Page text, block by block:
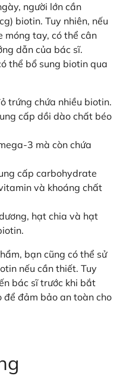
người lớn cần
biotin. Tuy nhiên, nếu
móng tay, có thể cân
dẫn của bác sĩ.
thể bổ sung biotin qua
trứng chứa nhiều biotin.
cấp dồi dào chất béo
3 mà còn chứa
cấp carbohydrate
và khoáng chất
hạt chia và hạt
bạn cũng có thể sử
nếu cần thiết. Tuy
bác sĩ trước khi bắt
để đảm bảo an toàn cho